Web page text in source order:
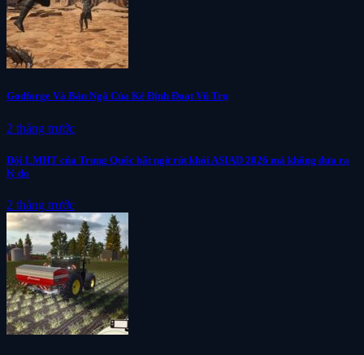
Godforge Và Bản Ngã Của Kẻ Định Đoạt Vũ Trụ
2 tháng trước
Đội LMHT của Trung Quốc bất ngờ rút khỏi ASIAD 2026 mà không đưa ra
lý do
2 tháng trước